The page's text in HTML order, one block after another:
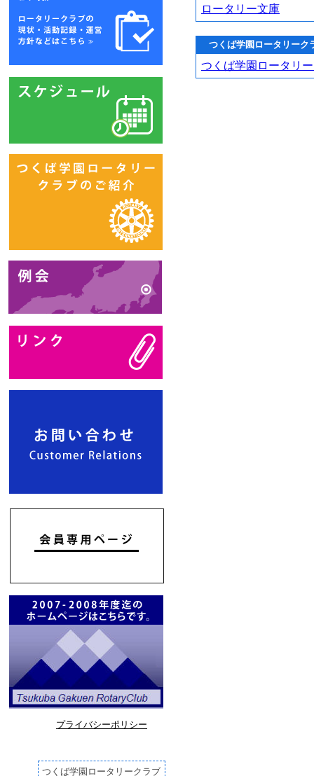
プライバシーポリシー
つくば学園ロータリークラブ
ロータリー文庫
つくば学園ロータリーク
つくば学園ロータリ